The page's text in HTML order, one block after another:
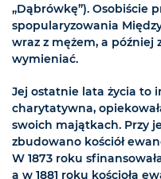
„Dąbrówkę”). Osobiście
spopularyzowania
wraz z mężem, a później
wymieniać.
Jej ostatnie lata życia to
charytatywna,
swoich majątkach. Przy
zbudowano kościół
W 1873 roku
a w 1881 roku kościoła